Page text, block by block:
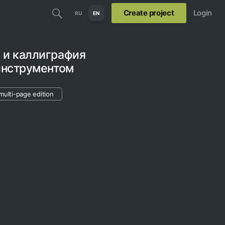
RU EN Create project Login
каллиграфия
page edition